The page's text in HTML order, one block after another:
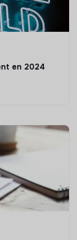
en 2024